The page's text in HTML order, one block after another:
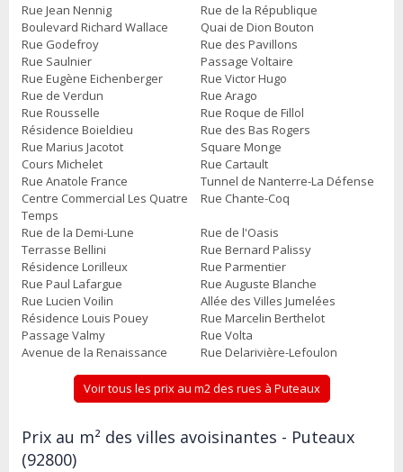
Rue Jean Nennig
Rue de la République
Boulevard Richard Wallace
Quai de Dion Bouton
Rue Godefroy
Rue des Pavillons
Rue Saulnier
Passage Voltaire
Rue Eugène Eichenberger
Rue Victor Hugo
Rue de Verdun
Rue Arago
Rue Rousselle
Rue Roque de Fillol
Résidence Boieldieu
Rue des Bas Rogers
Rue Marius Jacotot
Square Monge
Cours Michelet
Rue Cartault
Rue Anatole France
Tunnel de Nanterre-La Défense
Centre Commercial Les Quatre
Temps
Rue Chante-Coq
Rue de la Demi-Lune
Rue de l'Oasis
Terrasse Bellini
Rue Bernard Palissy
Résidence Lorilleux
Rue Parmentier
Rue Paul Lafargue
Rue Auguste Blanche
Rue Lucien Voilin
Allée des Villes Jumelées
Résidence Louis Pouey
Rue Marcelin Berthelot
Passage Valmy
Rue Volta
Avenue de la Renaissance
Rue Delarivière-Lefoulon
Voir tous les prix au m2 des rues à Puteaux
Prix au m² des villes avoisinantes - Puteaux
(92800)